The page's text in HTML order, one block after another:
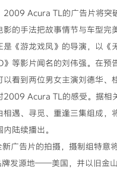
Acura TL的广告片将突
影的手法把故事情节与车型完
是《游龙戏凤》的导演，以《
》等影片闻名的刘伟强。在预
以看到两位男女主演刘德华、
2009 Acura TL的感受。据相
相遇、寻觅、重逢三集组成，
陆续播出。
告片的拍摄，摄制组特意
发源地——美国，并以旧金